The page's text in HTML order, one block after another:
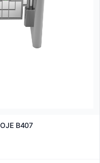
B407